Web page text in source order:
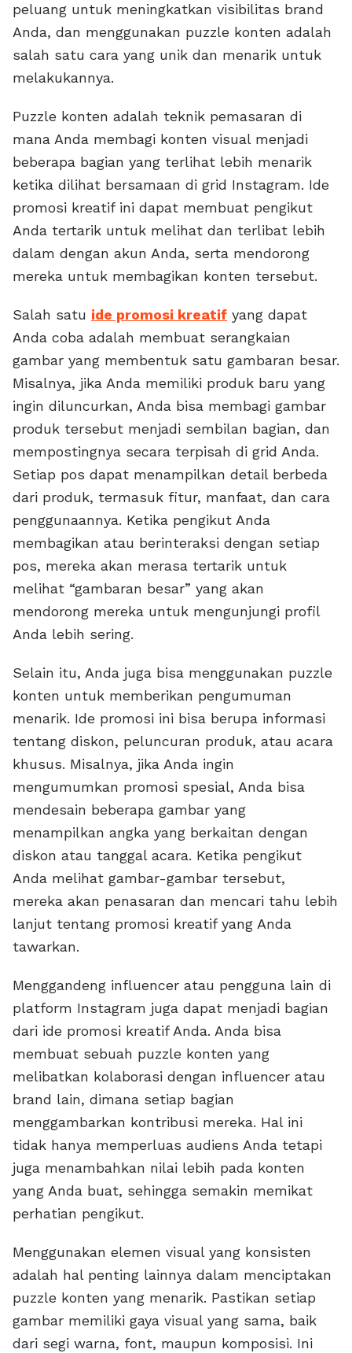
peluang untuk meningkatkan visibilitas brand
Anda, dan menggunakan puzzle konten adalah
salah satu cara yang unik dan menarik untuk
melakukannya.
Puzzle konten adalah teknik pemasaran di
mana Anda membagi konten visual menjadi
beberapa bagian yang terlihat lebih menarik
ketika dilihat bersamaan di grid Instagram. Ide
promosi kreatif ini dapat membuat pengikut
Anda tertarik untuk melihat dan terlibat lebih
dalam dengan akun Anda, serta mendorong
mereka untuk membagikan konten tersebut.
Salah satu ide promosi kreatif yang dapat
Anda coba adalah membuat serangkaian
gambar yang membentuk satu gambaran besar.
Misalnya, jika Anda memiliki produk baru yang
ingin diluncurkan, Anda bisa membagi gambar
produk tersebut menjadi sembilan bagian, dan
mempostingnya secara terpisah di grid Anda.
Setiap pos dapat menampilkan detail berbeda
dari produk, termasuk fitur, manfaat, dan cara
penggunaannya. Ketika pengikut Anda
membagikan atau berinteraksi dengan setiap
pos, mereka akan merasa tertarik untuk
melihat “gambaran besar” yang akan
mendorong mereka untuk mengunjungi profil
Anda lebih sering.
Selain itu, Anda juga bisa menggunakan puzzle
konten untuk memberikan pengumuman
menarik. Ide promosi ini bisa berupa informasi
tentang diskon, peluncuran produk, atau acara
khusus. Misalnya, jika Anda ingin
mengumumkan promosi spesial, Anda bisa
mendesain beberapa gambar yang
menampilkan angka yang berkaitan dengan
diskon atau tanggal acara. Ketika pengikut
Anda melihat gambar-gambar tersebut,
mereka akan penasaran dan mencari tahu lebih
lanjut tentang promosi kreatif yang Anda
tawarkan.
Menggandeng influencer atau pengguna lain di
platform Instagram juga dapat menjadi bagian
dari ide promosi kreatif Anda. Anda bisa
membuat sebuah puzzle konten yang
melibatkan kolaborasi dengan influencer atau
brand lain, dimana setiap bagian
menggambarkan kontribusi mereka. Hal ini
tidak hanya memperluas audiens Anda tetapi
juga menambahkan nilai lebih pada konten
yang Anda buat, sehingga semakin memikat
perhatian pengikut.
Menggunakan elemen visual yang konsisten
adalah hal penting lainnya dalam menciptakan
puzzle konten yang menarik. Pastikan setiap
gambar memiliki gaya visual yang sama, baik
dari segi warna, font, maupun komposisi. Ini